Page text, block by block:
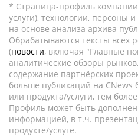
* Страница-профиль
услуги), технологии, персоны
на основе анализа архива
Обрабатываются тексты всех
(новости, включая "Главные
аналитические обзоры
содержание партнёрских
больше публикаций на
или продукта/услуги, тем
Профиль может быть
информацией, в т.ч.
продукте/услуге.